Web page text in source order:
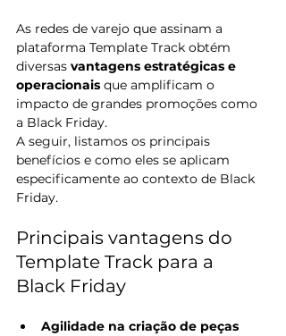
As redes de varejo que assinam a
plataforma Template Track obtém
diversas vantagens estratégicas e
operacionais que amplificam o
impacto de grandes promoções como
a Black Friday.
A seguir, listamos os principais
benefícios e como eles se aplicam
especificamente ao contexto de Black
Friday.
Principais vantagens do
Template Track para a
Black Friday
Agilidade na criação de peças